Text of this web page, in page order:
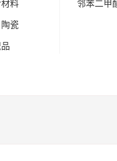
料
陶瓷
邻苯二甲